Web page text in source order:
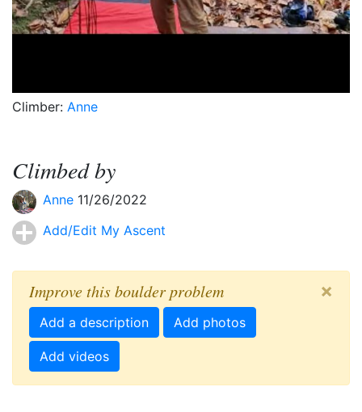
Climber: Anne
Climbed by
Anne 11/26/2022
Add/Edit My Ascent
Improve this boulder problem ×
Add a description Add photos
Add videos